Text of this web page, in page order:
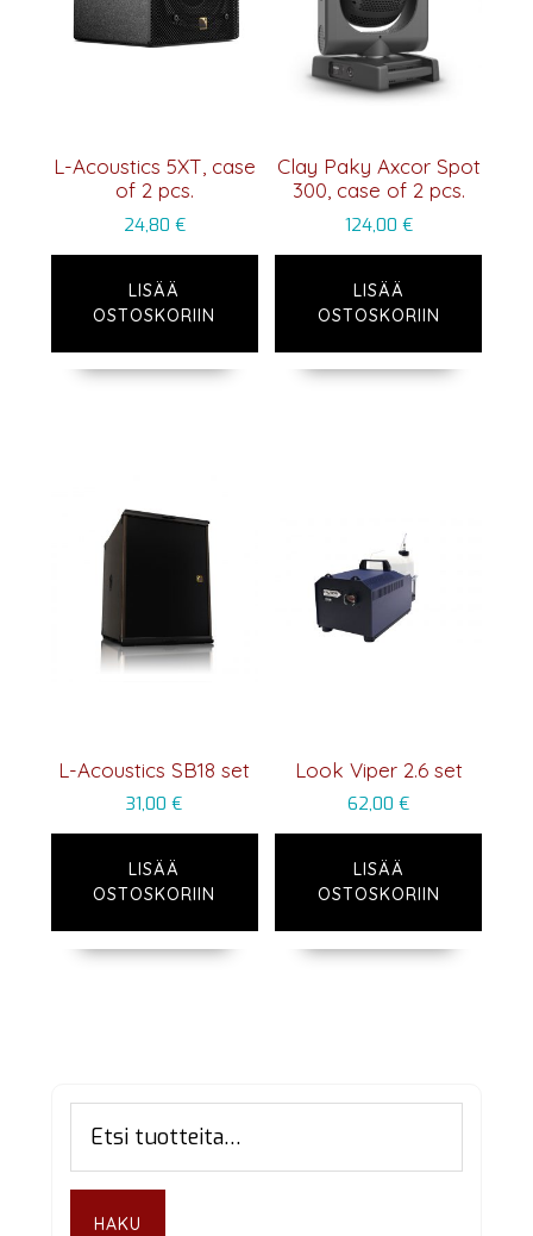
L-Acoustics 5XT, case
of 2 pcs.
24,80 €
LISÄÄ
OSTOSKORIIN
Clay Paky Axcor Spot
300, case of 2 pcs.
124,00 €
LISÄÄ
OSTOSKORIIN
L-Acoustics SB18 set
31,00€
LISÄÄ
OSTOSKORIIN
Look Viper 2.6 set
62,00€
LISÄÄ
OSTOSKORIIN
Ensisijainen
sivupalkki
HAKU